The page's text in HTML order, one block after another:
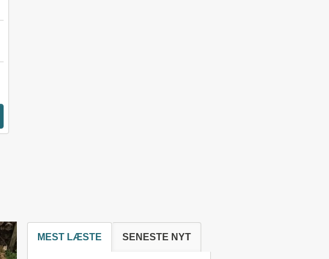
MEST LÆSTE SENESTE NYT